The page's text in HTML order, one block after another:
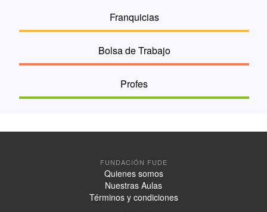
Franquicias
Bolsa de Trabajo
Profes
FUNDACIÓN FUDE
Quienes somos
Nuestras Aulas
Términos y condiciones